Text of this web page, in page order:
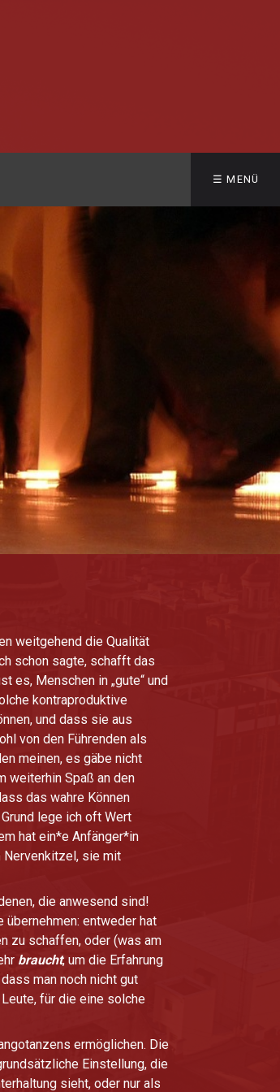
☰ MENÜ
weitgehend die Qualität
schon sagte, schafft das
es, Menschen in „gute“ und
kontraproduktive
und dass sie aus
von den Führenden als
meinen, es gäbe nicht
weiterhin Spaß an den
das wahre Können
lege ich oft Wert
hat ein*e Anfänger*in
Nervenkitzel, sie mit
die anwesend sind!
übernehmen: entweder hat
zu schaffen, oder (was am
braucht, um die Erfahrung
man noch nicht gut
für die eine solche
ermöglichen. Die
Einstellung, die
sieht, oder nur als